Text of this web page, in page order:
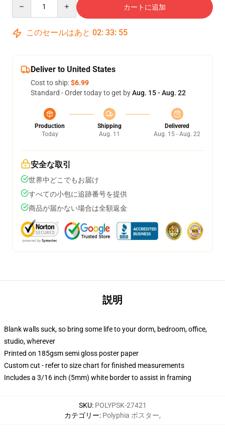
カートに追加
このセールはあと 02: 33: 54
Deliver to United States
Cost to ship:$6.99
Standard - Order today to get byAug. 15 - Aug. 22
Production
Today
Shipping
Aug. 11
Delivered
Aug. 15 - Aug. 22
安全な取引
世界中どこでもお届け
すべての小包に追跡番号を提供
商品が届かない場合は全額返金
説明
Blank walls suck, so bring some life to your dorm, bedroom, office,
studio, wherever
Printed on 185gsm semi gloss poster paper
Custom cut - refer to size chart for finished measurements
Includes a 3/16 inch (5mm) white border to assist in framing
SKU: POLYPSK-27421
カテゴリー: Polyphia ポスター,